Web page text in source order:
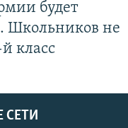
будет
Школьников не
класс
СЕТИ